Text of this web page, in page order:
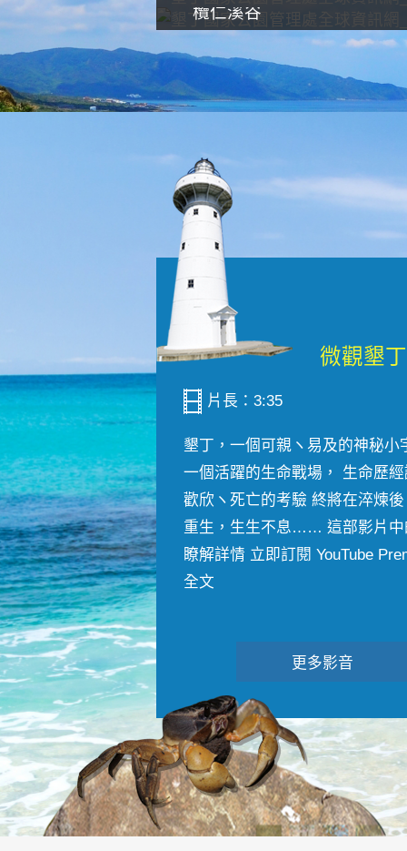
欖仁溪谷
片長：3:35
墾丁，一個可親ヽ易及的神秘小
一個活躍的生命戰場， 生命歷
歡欣ヽ死亡的考驗 終將在淬煉
重生，生生不息…… 這部影片中
瞭解詳情 立即訂閱 YouTube
全文
更多影音